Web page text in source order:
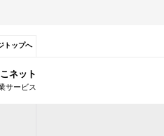
トップへ
ネット
サービス